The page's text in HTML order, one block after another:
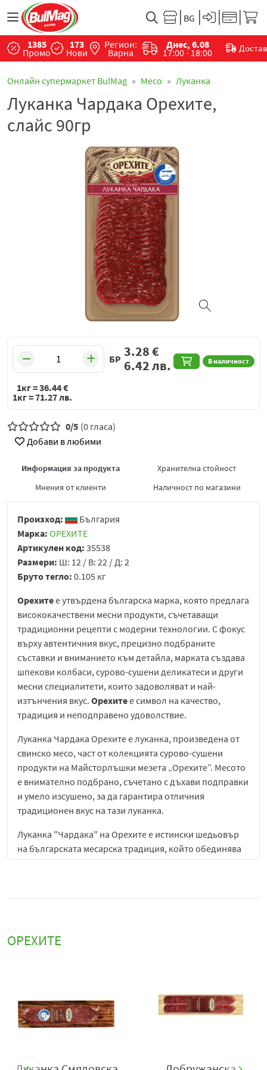
1385
Промо
173
Нови
Регион:
Варна
Днес, 6.08
17:00 - 18:00
Онлайн супермаркет BulMag Месo Луканка
Луканка Чардака Орехите,
слайс 90гр
БР В наличност
3.28€
6.42лв.
1кг =36.44€
1кг =71.27лв.
0/5 (0 гласа)
Добави в любими
Информация за продукта
Хранителна стойност
Мнения от клиенти
Наличност по магазини
Произход:
България
Марка: ОРЕХИТЕ
Артикулен код: 35538
Размери: Ш: 12 / В: 22 / Д: 2
Бруто тегло: 0.105 кг
Орехитее утвърдена българска марка, която предлага
висококачествени месни продукти, съчетаващи
традиционни рецепти с модерни технологии. С фокус
върху автентичния вкус, прецизно подбраните
съставки и вниманието към детайла, марката създава
шпекови колбаси, сурово-сушени деликатеси и други
месни специалитети, които задоволяват и най-
изтънчения вкус. Орехитее символ на качество,
традиция и неподправено удоволствие.
Луканка Чардака Орехите е луканка, произведена от
свинско месо, част от колекцията сурово-сушени
продукти на Майсторлъшки мезета „Орехите”. Месото
е внимателно подбрано, съчетано с дъхави подправки
и умело изсушено, за да гарантира отличния
традиционен вкус на тази луканка.
Луканка "Чардака" на Орехите е истински шедьовър
на българската месарска традиция, който обединява
автентичен вкус, високо качество и майсторство в
гастрономически предпочитания, този продукт ще
бъде чудесно допълнение към всяка трапеза.
качеството, и подправена с традиционни български
подправки като чесън, черен пипер и сол. Тези
подправки не само добавят характер към вкуса на
ОРЕХИТЕ